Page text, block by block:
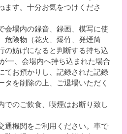
ます。十分お気をつけくださ
会場内の録音、録画、模写に使
危険物（花火、爆竹、発煙筒
の妨げになると判断する持ち込
一、会場内へ持ち込まれた場合
てお預かりし、記録された記録
タを削除の上、ご退場いただく
でのご飲食、喫煙はお断り致し
通機関をご利用ください。車で